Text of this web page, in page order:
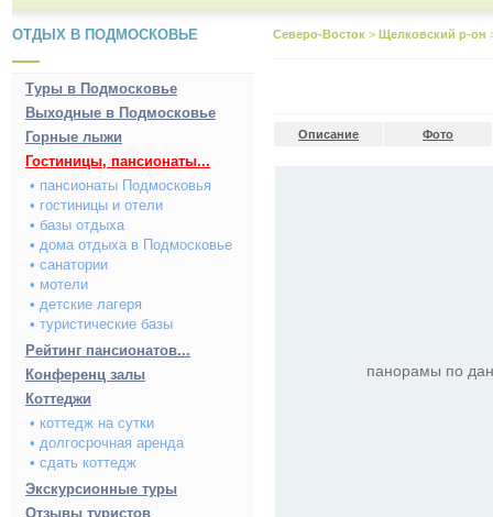
ОТДЫХ В ПОДМОСКОВЬЕ
Туры в Подмосковье
Выходные в Подмосковье
Горные лыжи
Гостиницы, пансионаты...
• пансионаты Подмосковья
• гостиницы и отели
• базы отдыха
• дома отдыха в Подмосковье
• санатории
• мотели
• детские лагеря
• туристические базы
Рейтинг пансионатов...
Конференц залы
Коттеджи
• коттедж на сутки
• долгосрочная аренда
• сдать коттедж
Экскурсионные туры
Отзывы туристов
Северо-Восток > Щелковский р-он
Описание Фото
панорамы по